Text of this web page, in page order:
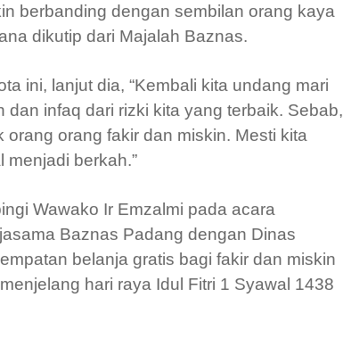
berbanding dengan sembilan orang kaya
dikutip dari Majalah Baznas.
ini, lanjut dia, “Kembali kita undang mari
infaq dari rizki kita yang terbaik. Sebab,
orang fakir dan miskin. Mesti kita
menjadi berkah.”
Wawako Ir Emzalmi pada acara
Baznas Padang dengan Dinas
belanja gratis bagi fakir dan miskin
hari raya Idul Fitri 1 Syawal 1438